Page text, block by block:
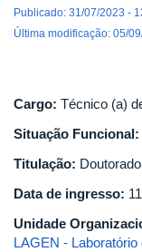
Publicado: 31/07/2023 -
Última modificação: 05/
Cargo: Técnico (a)
Situação Funcional:
Titulação: Doutorado
Data de ingresso:
Unidade
LAGEN -